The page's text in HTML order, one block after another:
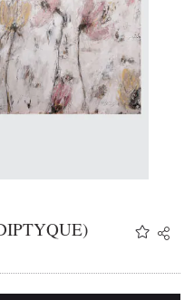
Share
Twitter
Email